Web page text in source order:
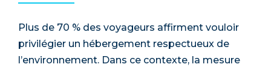
Plus de 70 % des voyageurs affirment vouloir
privilégier un hébergement respectueux de
l’environnement. Dans ce contexte, la mesure